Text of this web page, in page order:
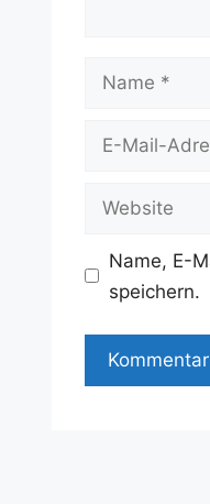
Name
Adresse
Website
Name, E-
speichern.